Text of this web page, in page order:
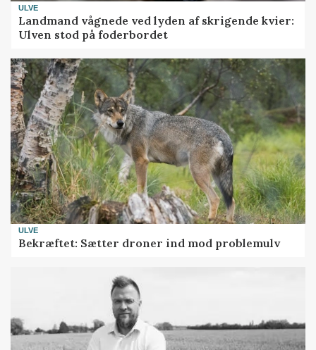
ULVE
Landmand vågnede ved lyden af skrigende kvier:
Ulven stod på foderbordet
ULVE
Bekræftet: Sætter droner ind mod problemulv